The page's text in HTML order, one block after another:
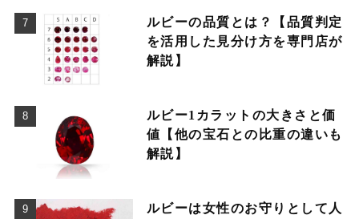
ルビーの品質とは？【品質判定
を活用した見分け方を専門店が
解説】
ルビー1カラットの大きさと価
値【他の宝石との比重の違いも
解説】
ルビーは女性のお守りとして人